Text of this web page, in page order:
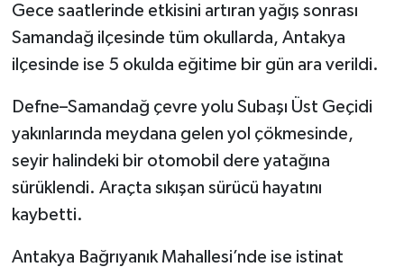
Gece saatlerinde etkisini artıran yağış sonrası
Samandağ ilçesinde tüm okullarda, Antakya
ilçesinde ise 5 okulda eğitime bir gün ara verildi.
Defne–Samandağ çevre yolu Subaşı Üst Geçidi
yakınlarında meydana gelen yol çökmesinde,
seyir halindeki bir otomobil dere yatağına
sürüklendi. Araçta sıkışan sürücü hayatını
kaybetti.
Antakya Bağrıyanık Mahallesi’nde ise istinat